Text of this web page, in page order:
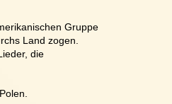
Gruppe
Land zogen.
die